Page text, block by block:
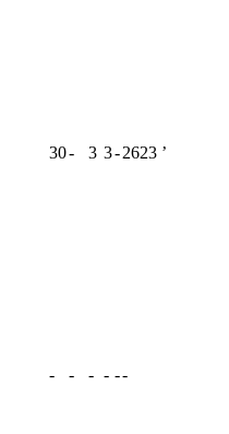
30- 3 3-2623 ʼ
- - - - --